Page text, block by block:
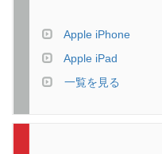
Apple iPhone
Apple iPad
一覧を見る